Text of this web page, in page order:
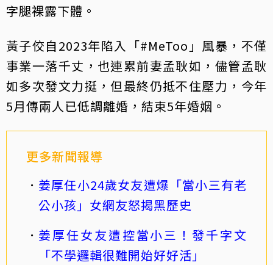
字腿裸露下體。
黃子佼自2023年陷入「#MeToo」風暴，不僅
事業一落千丈，也連累前妻孟耿如，儘管孟耿
如多次發文力挺，但最終仍抵不住壓力，今年
5月傳兩人已低調離婚，結束5年婚姻。
更多新聞報導
姜厚任小24歲女友遭爆「當小三有老
公小孩」女網友怒揭黑歷史
姜厚任女友遭控當小三！發千字文
「不學邏輯很難開始好好活」